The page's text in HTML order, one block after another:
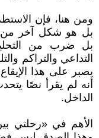
ومن هنا، فإن
بل هو شكل آخر من
بل ضرب من
التداعي والتراكم
يصبر على هذا
أنه لم يقرأ نصًا
الداخل.
الأهم في «رحلتي